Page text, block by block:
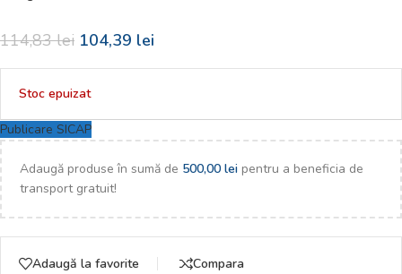
114,83lei 104,39 lei
Stoc epuizat
Publicare SICAP
Adaugă produse în sumă de 500,00 lei pentru a beneficia de
transport gratuit!
Adaugă la favorite Compara